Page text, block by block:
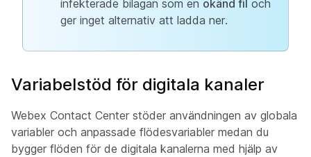
infekterade bilagan som en okänd fil och
ger inget alternativ att ladda ner.
Variabelstöd för digitala kanaler
Webex Contact Center stöder användningen av globala
variabler och anpassade flödesvariabler medan du
bygger flöden för de digitala kanalerna med hjälp av